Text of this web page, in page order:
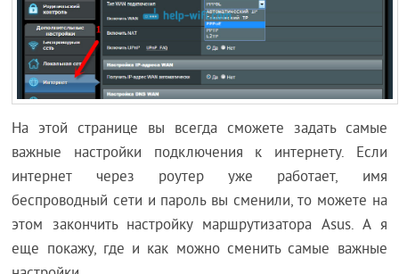
На этой странице вы всегда сможете задать самые
важные настройки подключения к интернету. Если
интернет через роутер уже работает, имя
беспроводный сети и пароль вы сменили, то можете на
этом закончить настройку маршрутизатора Asus. А я
еще покажу, где и как можно сменить самые важные